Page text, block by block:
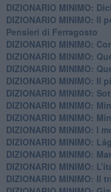
DIZIONARIO MINIMO:
DIZIONARIO MINIMO: Il
Pensieri di Ferragosto
DIZIONARIO MINIMO:
DIZIONARIO MINIMO:
DIZIONARIO MINIMO:
DIZIONARIO MINIMO: Il
DIZIONARIO MINIMO:
DIZIONARIO MINIMO:
DIZIONARIO MINIMO:
DIZIONARIO MINIMO: ​I
DIZIONARIO MINIMO:
DIZIONARIO MINIMO:
DIZIONARIO MINIMO:
DIZIONARIO MINIMO: Il